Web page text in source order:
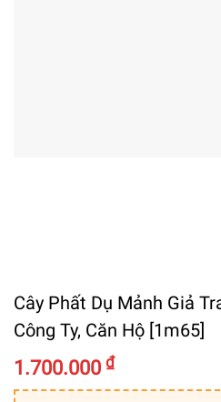
Cây Phất Dụ Mảnh Giả
Công Ty, Căn Hộ [1m65]
1.700.000 ₫